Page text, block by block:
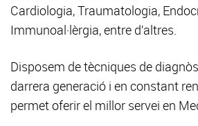
Cardiologia, Traumatologia,
Immunoal·lèrgia, entre d’altres.
Disposem de tècniques de
darrera generació i en constant
permet oferir el millor servei en